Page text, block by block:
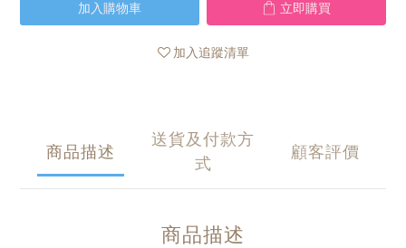
加入購物車 立即購買
加入追蹤清單
商品描述
送貨及付款方
式
顧客評價
商品描述